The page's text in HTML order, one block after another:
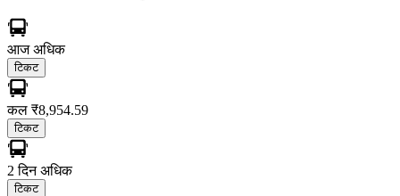
आजअधिक
टिकट
कल ₹8,954.59
टिकट
2 दिनअधिक
टिकट